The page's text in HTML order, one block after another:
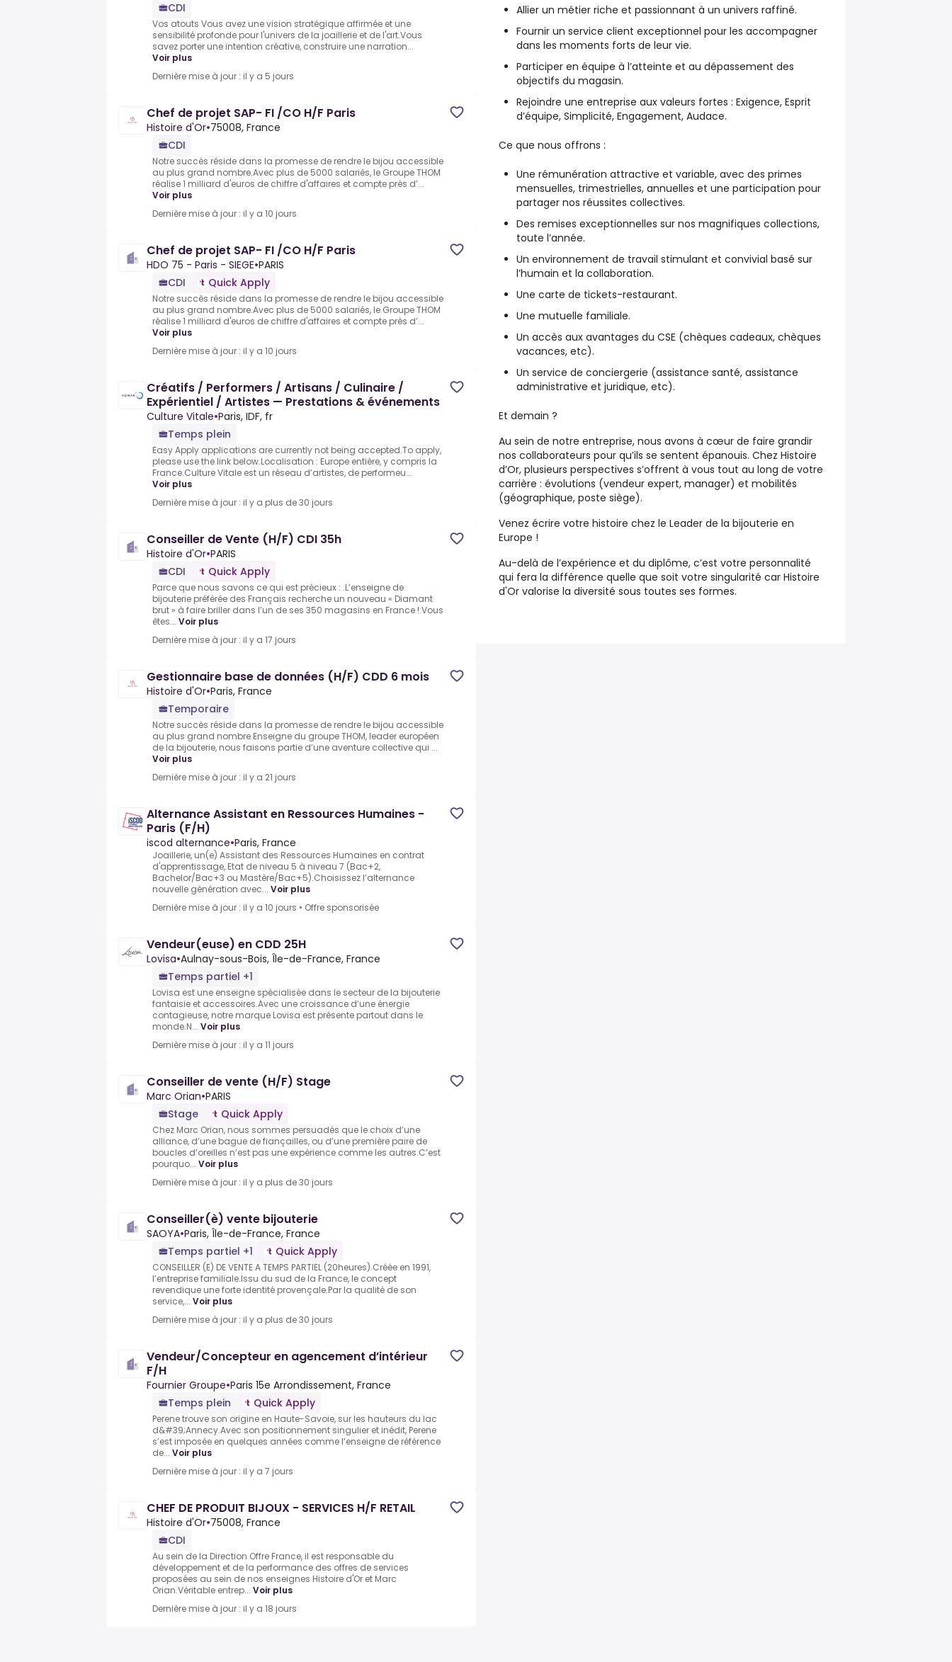
CDI
Vos atouts Vous avez une vision stratégique affirmée et une
sensibilité profonde pour l'univers de la joaillerie et de l'art.Vous
savez porter une intention créative, construire une narration...
Voir plus
Dernière mise à jour : il y a 5 jours
Chef de projet SAP- FI /CO H/F Paris
Histoire d'Or•75008, France
CDI
Notre succès réside dans la promesse de rendre le bijou accessible
au plus grand nombre.Avec plus de 5000 salariés, le Groupe THOM
réalise 1 milliard d'euros de chiffre d'affaires et compte près d’...
Voir plus
Dernière mise à jour : il y a 10 jours
Chef de projet SAP- FI /CO H/F Paris
HDO 75 - Paris - SIEGE•PARIS
CDI
Quick Apply
Notre succès réside dans la promesse de rendre le bijou accessible
au plus grand nombre.Avec plus de 5000 salariés, le Groupe THOM
réalise 1 milliard d'euros de chiffre d'affaires et compte près d’...
Voir plus
Dernière mise à jour : il y a 10 jours
Créatifs / Performers / Artisans / Culinaire /
Expérientiel / Artistes — Prestations & événements
Culture Vitale•Paris, IDF, fr
Temps plein
Easy Apply applications are currently not being accepted.To apply,
please use the link below.Localisation : Europe entière, y compris la
France.Culture Vitale est un réseau d’artistes, de performeu...
Voir plus
Dernière mise à jour : il y a plus de 30 jours
Conseiller de Vente (H/F) CDI 35h
Histoire d'Or•PARIS
CDI
Quick Apply
Parce que nous savons ce qui est précieux : .L’enseigne de
bijouterie préférée des Français recherche un nouveau « Diamant
brut » à faire briller dans l’un de ses 350 magasins en France !.Vous
êtes... Voir plus
Dernière mise à jour : il y a 17 jours
Gestionnaire base de données (H/F) CDD 6 mois
Histoire d'Or•Paris, France
Temporaire
Notre succès réside dans la promesse de rendre le bijou accessible
au plus grand nombre.Enseigne du groupe THOM, leader européen
de la bijouterie, nous faisons partie d’une aventure collective qui ...
Voir plus
Dernière mise à jour : il y a 21 jours
Alternance Assistant en Ressources Humaines -
Paris (F/H)
iscod alternance•Paris, France
Joaillerie, un(e) Assistant des Ressources Humaines en contrat
d'apprentissage,.Etat de niveau 5 à niveau 7 (Bac+2,
Bachelor/Bac+3 ou Mastère/Bac+5).Choisissez l’alternance
nouvelle génération avec... Voir plus
Dernière mise à jour : il y a 10 jours • Offre sponsorisée
Vendeur(euse) en CDD 25H
Lovisa•Aulnay-sous-Bois, Île-de-France, France
Temps partiel +1
Lovisa est une enseigne spécialisée dans le secteur de la bijouterie
fantaisie et accessoires.Avec une croissance d’une énergie
contagieuse, notre marque Lovisa est présente partout dans le
monde.N... Voir plus
Dernière mise à jour : il y a 11 jours
Conseiller de vente (H/F) Stage
Marc Orian•PARIS
Stage
Quick Apply
Chez Marc Orian, nous sommes persuadés que le choix d’une
alliance, d’une bague de fiançailles, ou d’une première paire de
boucles d’oreilles n’est pas une expérience comme les autres.C’est
pourquo... Voir plus
Dernière mise à jour : il y a plus de 30 jours
Conseiller(è) vente bijouterie
SAOYA•Paris, Île-de-France, France
Temps partiel +1
Quick Apply
CONSEILLER (E) DE VENTE A TEMPS PARTIEL (20heures).Créée en 1991,
l’entreprise familiale.Issu du sud de la France, le concept
revendique une forte identité provençale.Par la qualité de son
service,... Voir plus
Dernière mise à jour : il y a plus de 30 jours
Vendeur/Concepteur en agencement d’intérieur
F/H
Fournier Groupe•Paris 15e Arrondissement, France
Temps plein
Quick Apply
Perene trouve son origine en Haute-Savoie, sur les hauteurs du lac
d&#39;Annecy.Avec son positionnement singulier et inédit, Perene
s’est imposée en quelques années comme l’enseigne de référence
de... Voir plus
Dernière mise à jour : il y a 7 jours
CHEF DE PRODUIT BIJOUX - SERVICES H/F RETAIL
Histoire d'Or•75008, France
CDI
Au sein de la Direction Offre France, il est responsable du
développement et de la performance des offres de services
proposées au sein de nos enseignes Histoire d'Or et Marc
Orian.Véritable entrep... Voir plus
Dernière mise à jour : il y a 18 jours
Allier un métier riche et passionnant à un univers raffiné.
Fournir un service client exceptionnel pour les accompagner
dans les moments forts de leur vie.
Participer en équipe à l’atteinte et au dépassement des
objectifs du magasin.
Rejoindre une entreprise aux valeurs fortes : Exigence, Esprit
d’équipe, Simplicité, Engagement, Audace.
Ce que nous offrons :
Une rémunération attractive et variable, avec des primes
mensuelles, trimestrielles, annuelles et une participation pour
partager nos réussites collectives.
Des remises exceptionnelles sur nos magnifiques collections,
toute l’année.
Un environnement de travail stimulant et convivial basé sur
l’humain et la collaboration.
Une carte de tickets-restaurant.
Une mutuelle familiale.
Un accès aux avantages du CSE (chèques cadeaux, chèques
vacances, etc).
Un service de conciergerie (assistance santé, assistance
administrative et juridique, etc).
Et demain ?
Au sein de notre entreprise, nous avons à cœur de faire grandir
nos collaborateurs pour qu’ils se sentent épanouis. Chez Histoire
d’Or, plusieurs perspectives s’offrent à vous tout au long de votre
carrière : évolutions (vendeur expert, manager) et mobilités
(géographique, poste siège).
Venez écrire votre histoire chez le Leader de la bijouterie en
Europe !
Au-delà de l’expérience et du diplôme, c’est votre personnalité
qui fera la différence quelle que soit votre singularité car Histoire
d'Or valorise la diversité sous toutes ses formes.